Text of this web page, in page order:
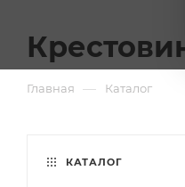
Главная — Каталог
КАТАЛОГ